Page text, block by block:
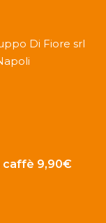
Di Fiore srl
caffè 9,90€